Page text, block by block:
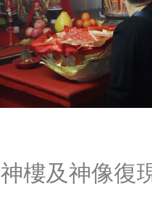
神樓及神像復